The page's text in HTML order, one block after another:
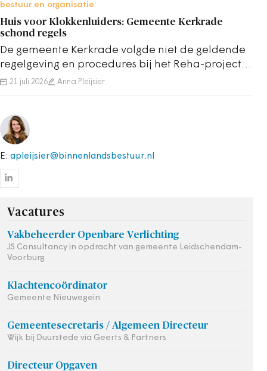
bestuur en organisatie
Huis voor Klokkenluiders: Gemeente Kerkrade
schond regels
De gemeente Kerkrade volgde niet de geldende
regelgeving en procedures bij het Reha-project,
aldus het Huis voor Klokkenluiders.
21 juli 2026 Anna Pleijsier
E: apleijsier@binnenlandsbestuur.nl
Vacatures
Vakbeheerder Openbare Verlichting
JS Consultancy in opdracht van gemeente Leidschendam-
Voorburg
Klachtencoördinator
Gemeente Nieuwegein
Gemeentesecretaris / Algemeen Directeur
Wijk bij Duurstede via Geerts & Partners
Directeur Opgaven